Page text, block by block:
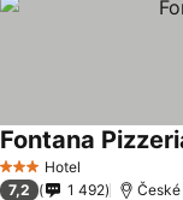
3 Počet hvězdiček
Hotel
Fontana
7,2 1 492